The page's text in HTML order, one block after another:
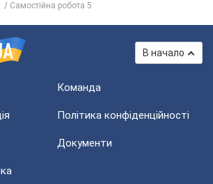
Самостійна робота 5
В начало
Команда
Політика конфіденційності
Документи